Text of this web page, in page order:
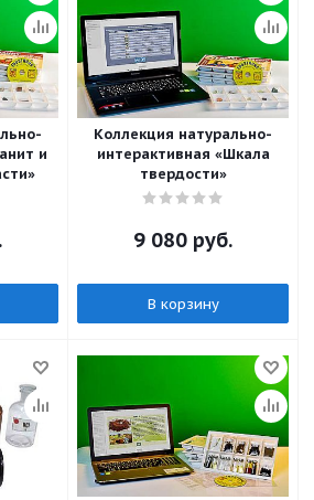
и
Коллекция натурально-
интерактивная «Шкала
твердости»
9 080 руб.
В корзину